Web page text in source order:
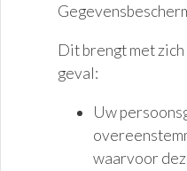
Dit brengt met
geval:
Uw
waarvoor